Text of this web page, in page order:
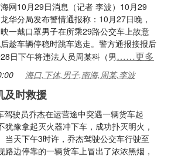
网10月29日消息（记者 李波）10月29
华分局发布警情通报称：10月27日晚，
一戴口罩男子在所乘29路公交车上故意
趁车辆停稳时跳车逃走。警方通报接报后
日下午将违法人员周某科（男……更多
海口,下体,男子,南海,周某,李波
及时救援
驾驶员乔杰在运营途中突遇一辆货车起
犹豫拿起灭火器冲下车，成功扑灭明火，
当天下午3时许，乔杰驾驶公交车行驶至
路边停靠的一辆货车上冒出了浓浓黑烟，